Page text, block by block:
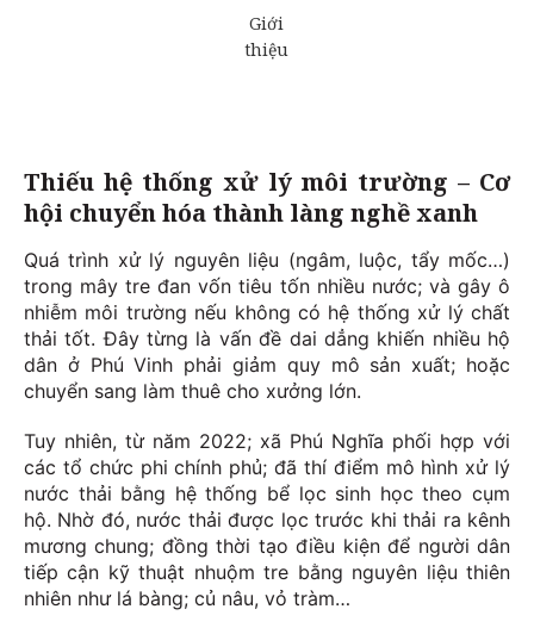
Thiếu hệ thống xử lý môi trường – Cơ
hội chuyển hóa thành làng nghề xanh
Quá trình xử lý nguyên liệu (ngâm, luộc, tẩy mốc…)
trong mây tre đan vốn tiêu tốn nhiều nước; và gây ô
nhiễm môi trường nếu không có hệ thống xử lý chất
thải tốt. Đây từng là vấn đề dai dẳng khiến nhiều hộ
dân ở Phú Vinh phải giảm quy mô sản xuất; hoặc
chuyển sang làm thuê cho xưởng lớn.
Tuy nhiên, từ năm 2022; xã Phú Nghĩa phối hợp với
các tổ chức phi chính phủ; đã thí điểm mô hình xử lý
nước thải bằng hệ thống bể lọc sinh học theo cụm
hộ. Nhờ đó, nước thải được lọc trước khi thải ra kênh
mương chung; đồng thời tạo điều kiện để người dân
tiếp cận kỹ thuật nhuộm tre bằng nguyên liệu thiên
nhiên như lá bàng; củ nâu, vỏ tràm…